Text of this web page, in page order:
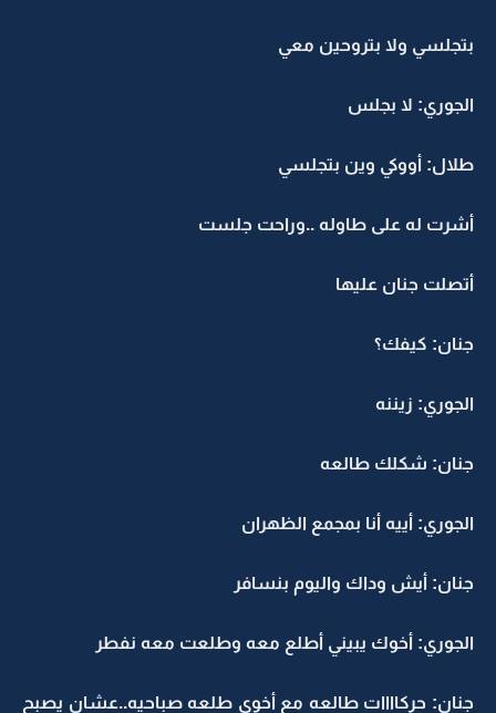
بتجلسي ولا بتروحين معي
الجوري: لا بجلس
طلال: أووكي وين بتجلسي
أشرت له على طاوله ..وراحت جلست
أتصلت جنان عليها
جنان: كيفك؟
الجوري: زيننه
جنان: شكلك طالعه
الجوري: أييه أنا بمجمع الظهران
جنان: أيش وداك واليوم بنسافر
الجوري: أخوك يبيني أطلع معه وطلعت معه نفطر
جنان: حركاااات طالعه مع أخوي طلعه صباحيه..عشان يصبح